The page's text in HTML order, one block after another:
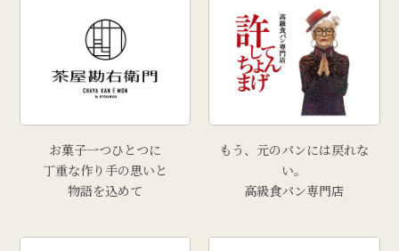
お菓子一つひとつに
丁重な作り手の思いと
物語を込めて
もう、元のパンには戻れな
い。
高級食パン専門店